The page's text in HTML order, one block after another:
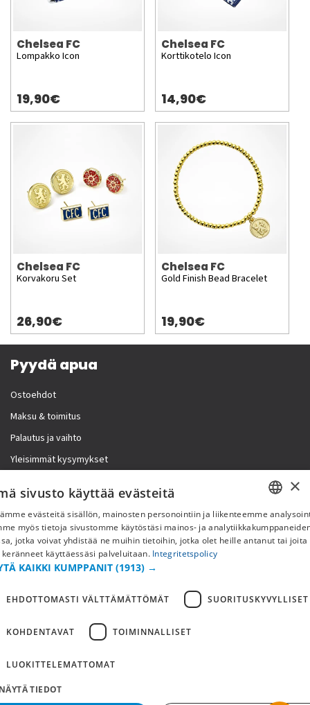
Chelsea FC
Lompakko Icon
19,90€
Chelsea FC
Korttikotelo Icon
14,90€
Chelsea FC
Korvakoru Set
26,90€
Chelsea FC
Gold Finish Bead Bracelet
19,90€
Pyydä apua
Ostoehdot
Maksu & toimitus
Palautus ja vaihto
Yleisimmät kysymykset
Lisää meistä
Yritystiedot
Copyright © 2019 This site is Licensed to 377 Sport AB
FI
×
sivusto käyttää evästeitä
evästeitä sisällön, mainosten personointiin ja liikenteemme
myös tietoja sivustomme käytöstäsi mainos- ja
jotka voivat yhdistää ne muihin tietoihin, jotka olet heille antanut tai joita
keränneet käyttäessäsi palveluitaan. Integritetspolicy
KAIKKI KUMPPANIT (1913) →
EHDOTTOMASTI VÄLTTÄMÄTTÖMÄT SUORITUSKYVYLLISET
KOHDENTAVAT TOIMINNALLISET
LUOKITTELEMATTOMAT
TIEDOT